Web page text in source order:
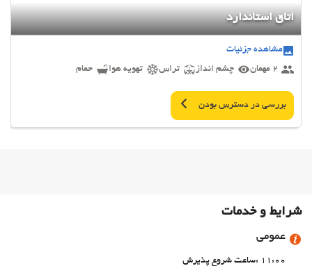
اتاق استاندارد
مشاهده جزئیات
2 مهمان
چشم انداز تراس تهویه هوا حمام
بررسی در دسترس بودن
شرایط و خدمات
عمومی
11:00 :ساعت شروع پذیرش